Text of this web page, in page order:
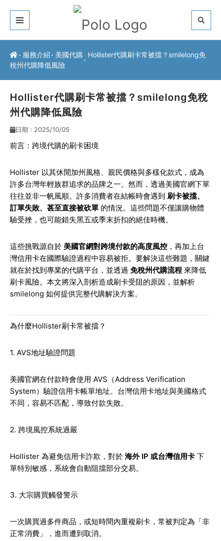
關於我們
服務介紹
常見問題
最新公告
服務介紹 美國代購
Hollister代購刷卡常被擋？smilelong免
稅州代購降低風險
Hollister代購刷卡常被擋？smilelong免稅
州代購降低風險
日期 : 2025/10/05
前言：跨境代購的刷卡困境
Hollister 以其休閒加州風格、親民價格與多樣化款式，成為
許多台灣年輕族群追求的品牌之一。然而，透過美國官網下單
往往並非一帆風順。許多消費者在結帳時會遇到 刷卡被擋、
訂單失敗、甚至直接被砍單 的情況。這些問題不僅讓購物體
驗受挫，也可能錯失黑五或季末折扣的絕佳時機。
這些挑戰源自於 美國官網對跨境付款的高度風控 ，再加上台
灣信用卡在國際驗證過程中容易被拒。要解決這些難題，關鍵
就在於找到專業的代購平台，並透過 免稅州代購流程 來降低
刷卡風險。本文將深入剖析造成刷卡受阻的原因，並解析
smilelong 如何提供完整代購解決方案。
為什麼Hollister刷卡常被擋？
1. AVS地址驗證問題
美國官網在付款時會使用 AVS（Address Verification
System）驗證信用卡帳單地址。台灣信用卡地址與美國格式
不同，容易不匹配，導致付款失敗。
2. 跨境風控系統過嚴
Hollister 為避免信用卡詐欺，對於 海外 IP 或台灣信用卡 下
單特別敏感，系統會自動阻擋部分交易。
3. 大宗購買觸發警示
一次購買過多件商品，或短時間內重複刷卡，常被判定為「非
正常消費」，進而遭到取消。